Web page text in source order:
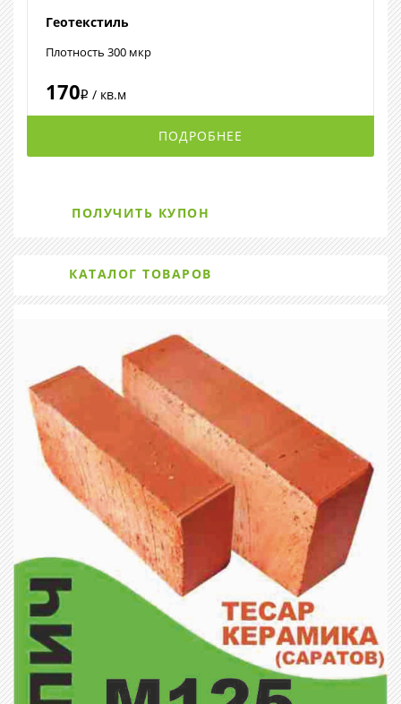
Геотекстиль
Плотность 300 мкр
170i / кв.м
ПОДРОБНЕЕ
ПОЛУЧИТЬ КУПОН
КАТАЛОГ ТОВАРОВ